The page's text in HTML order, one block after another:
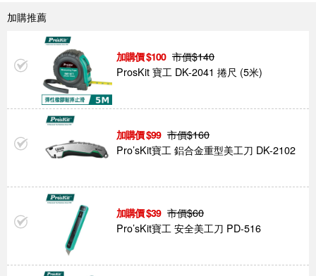
加購推薦
100 市價$140
ProsKit 寶工 DK-2041 捲尺 (5米)
99 市價$160
Pro’sKit寶工 鋁合金重型美工刀 DK-2102
39 市價$60
Pro’sKit寶工 安全美工刀 PD-516